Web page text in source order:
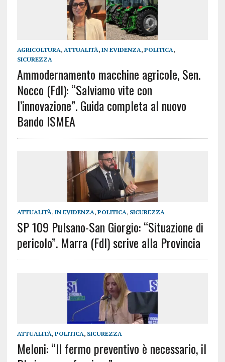
AGRICOLTURA, ATTUALITÀ, IN EVIDENZA, POLITICA,
SICUREZZA
Ammodernamento macchine agricole, Sen.
Nocco (FdI): “Salviamo vite con
l’innovazione”. Guida completa al nuovo
Bando ISMEA
ATTUALITÀ, IN EVIDENZA, POLITICA, SICUREZZA
SP 109 Pulsano-San Giorgio: “Situazione di
pericolo”. Marra (FdI) scrive alla Provincia
ATTUALITÀ, POLITICA, SICUREZZA
Meloni: “Il fermo preventivo è necessario, il